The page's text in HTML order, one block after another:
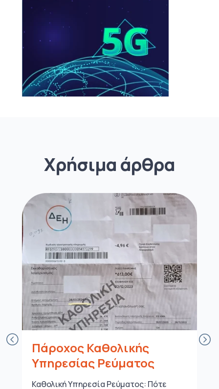
Χρήσιμα άρθρα
Πάροχος Καθολικής
Υπηρεσίας Ρεύματος
Καθολική Υπηρεσία Ρεύματος: Πότε